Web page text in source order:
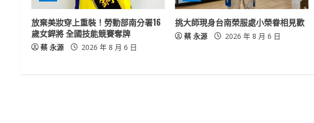
e
a
d
放棄美妝穿上重裝！勞動部南分署16
歲女銲將 全國技能競賽奪牌
蔡 永源 2026 年 8 月 6 日
挑大師現身台南榮服處小榮眷相見歡
蔡 永源 2026 年 8 月 6 日